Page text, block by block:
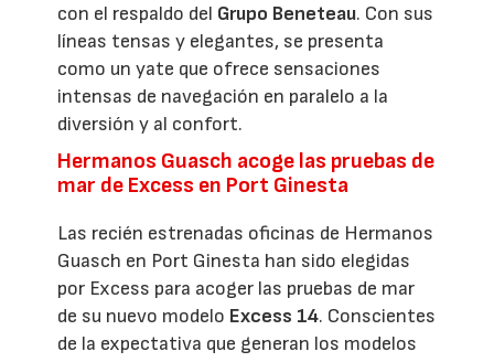
con el respaldo del Grupo Beneteau. Con sus
líneas tensas y elegantes, se presenta
como un yate que ofrece sensaciones
intensas de navegación en paralelo a la
diversión y al confort.
Hermanos Guasch acoge las pruebas de
mar de Excess en Port Ginesta
Las recién estrenadas oficinas de Hermanos
Guasch en Port Ginesta han sido elegidas
por Excess para acoger las pruebas de mar
de su nuevo modelo Excess 14. Conscientes
de la expectativa que generan los modelos